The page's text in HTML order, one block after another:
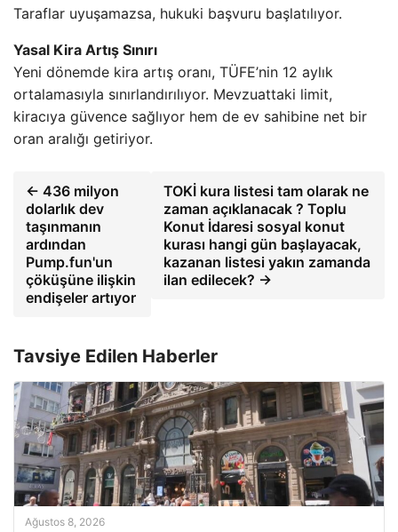
Taraflar uyuşamazsa, hukuki başvuru başlatılıyor.
Yasal Kira Artış Sınırı
Yeni dönemde kira artış oranı, TÜFE’nin 12 aylık
ortalamasıyla sınırlandırılıyor. Mevzuattaki limit,
kiracıya güvence sağlıyor hem de ev sahibine net bir
oran aralığı getiriyor.
← 436 milyon
dolarlık dev
taşınmanın
ardından
Pump.fun'un
çöküşüne ilişkin
endişeler artıyor
TOKİ kura listesi tam olarak ne
zaman açıklanacak ? Toplu
Konut İdaresi sosyal konut
kurası hangi gün başlayacak,
kazanan listesi yakın zamanda
ilan edilecek? →
Tavsiye Edilen Haberler
Ağustos 8, 2026